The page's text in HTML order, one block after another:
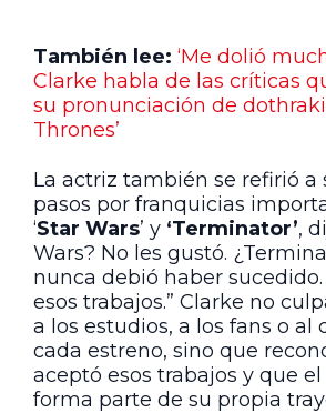
También lee: ‘Me dolió
Clarke habla de las críticas
su pronunciación de dothraki
Thrones’
La actriz también se refirió a
pasos por franquicias
‘Star Wars’ y ‘Terminator’,
Wars? No les gustó.
nunca debió haber
esos trabajos.” Clarke no
a los estudios, a los fans o al
cada estreno, sino que
aceptó esos trabajos y que
forma parte de su propia